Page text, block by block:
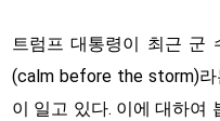
트럼프 대통령이 최근 군
(calm before the storm)
이 일고 있다. 이에 대하여